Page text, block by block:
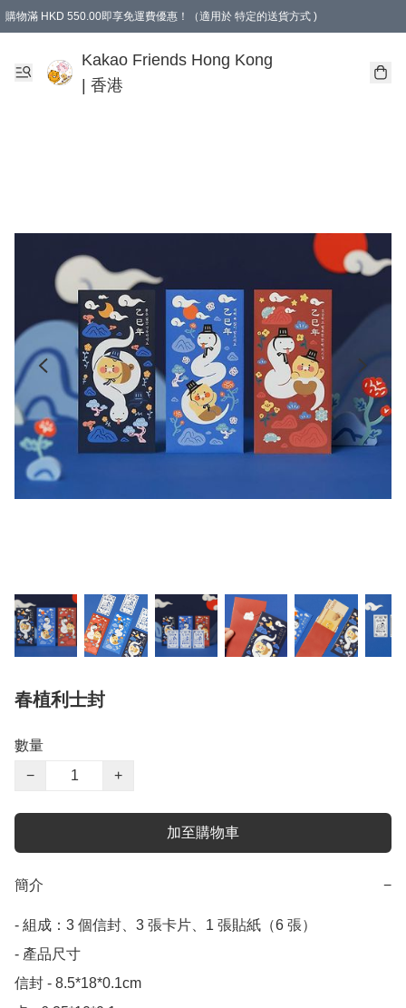
購物滿 HKD 550.00即享免運費優惠！（適用於 特定的送貨方式 )
Kakao Friends Hong Kong
| 香港
春植利士封
數量
−
+
加至購物車
簡介 −
- 組成：3 個信封、3 張卡片、1 張貼紙（6 張）
- 產品尺寸
信封 - 8.5*18*0.1cm